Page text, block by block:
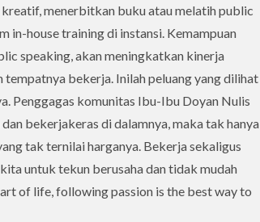
menerbitkan buku atau melatih public
in-house training di instansi. Kemampuan
speaking, akan meningkatkan kinerja
bekerja. Inilah peluang yang dilihat
Penggagas komunitas Ibu-Ibu Doyan Nulis
bekerjakeras di dalamnya, maka tak hanya
tak ternilai harganya. Bekerja sekaligus
untuk tekun berusaha dan tidak mudah
of life, following passion is the best way to